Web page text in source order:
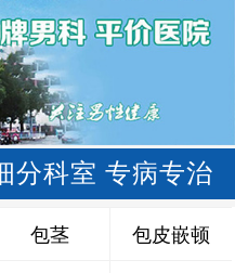
分科室 专病专治
包茎 包皮嵌顿